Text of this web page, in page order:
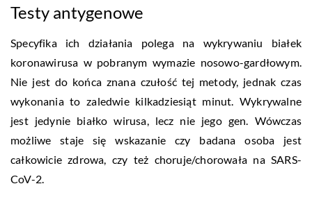
Testy antygenowe
Specyfika ich działania polega na wykrywaniu białek
koronawirusa w pobranym wymazie nosowo-gardłowym.
Nie jest do końca znana czułość tej metody, jednak czas
wykonania to zaledwie kilkadziesiąt minut. Wykrywalne
jest jedynie białko wirusa, lecz nie jego gen. Wówczas
możliwe staje się wskazanie czy badana osoba jest
całkowicie zdrowa, czy też choruje/chorowała na SARS-
CoV-2.